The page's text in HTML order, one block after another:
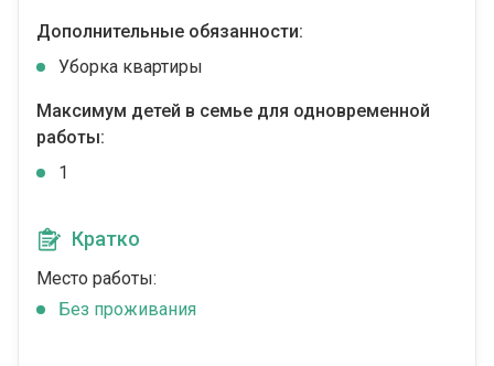
Дополнительные обязанности:
Уборка квартиры
Максимум детей в семье для одновременной
работы:
1
Кратко
Место работы:
Без проживания